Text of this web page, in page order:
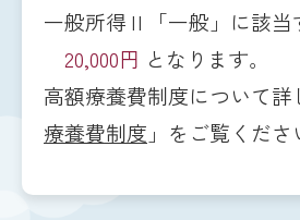
一般所得Ⅱ「一般」に該当
20,000円 となります。
高額療養費制度について詳
療養費制度 」をご覧くださ